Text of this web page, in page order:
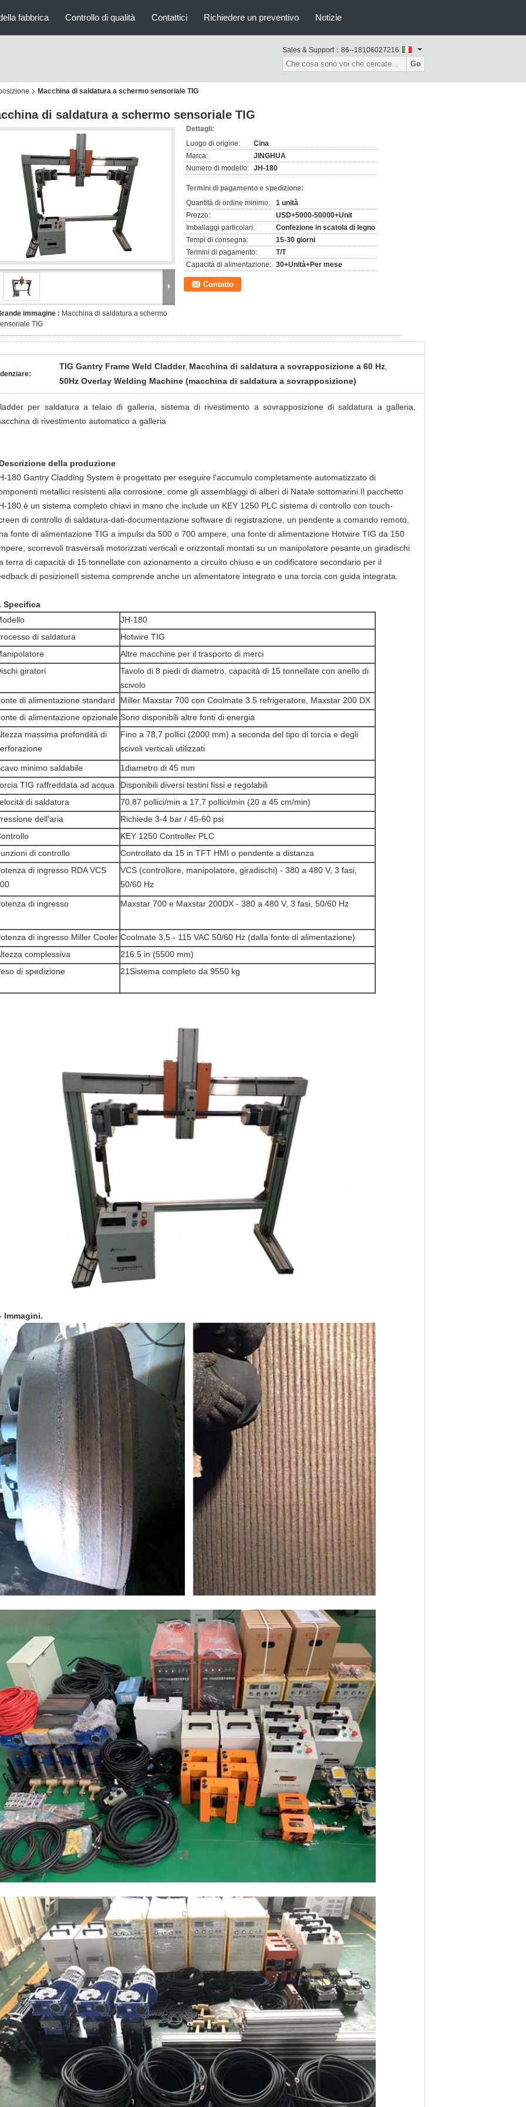
fabbrica Controllo di qualità Contattici Richiedere un preventivo Notizie
Sales & Support： 86--18106027216
Go
Macchina di saldatura a schermo sensoriale TIG
di saldatura a schermo sensoriale TIG
immagine : Macchina di saldatura a schermo
TIG
Dettagli:
Luogo di origine:
Cina
Marca:
JINGHUA
Numero di modello: JH-180
Termini di pagamento e spedizione:
Quantità di ordine minimo:
1 unità
Prezzo:
USD+5000-50000+Unit
Imballaggi particolari:
Confezione in scatola di legno
Tempi di consegna:
15-30 giorni
Termini di pagamento:
T/T
Capacità di alimentazione: 30+Unità+Per mese
Contatto
TIG Gantry Frame Weld Cladder, Macchina di saldatura a sovrapposizione a 60 Hz,
50Hz Overlay Welding Machine (macchina di saldatura a sovrapposizione)
per saldatura a telaio di galleria, sistema di rivestimento a sovrapposizione di saldatura a galleria,
di rivestimento automatico a galleria
della produzione
180 Gantry Cladding System è progettato per eseguire l'accumulo completamente automatizzato di
metallici resistenti alla corrosione, come gli assemblaggi di alberi di Natale sottomarini.Il pacchetto
180 è un sistema completo chiavi in mano che include un KEY 1250 PLC sistema di controllo con touch-
di controllo di saldatura-dati-documentazione software di registrazione, un pendente a comando remoto,
fonte di alimentazione TIG a impulsi da 500 o 700 ampere, una fonte di alimentazione Hotwire TIG da 150
scorrevoli trasversali motorizzati verticali e orizzontali montati su un manipolatore pesante,un giradischi
terra di capacità di 15 tonnellate con azionamento a circuito chiuso e un codificatore secondario per il
di posizioneIl sistema comprende anche un alimentatore integrato e una torcia con guida integrata.
Specifica
JH-180
di saldatura
Hotwire TIG
Altre macchine per il trasporto di merci
giratori
Tavolo di 8 piedi di diametro, capacità di 15 tonnellate con anello di
scivolo
di alimentazione standard
Miller Maxstar 700 con Coolmate 3.5 refrigeratore, Maxstar 200 DX
di alimentazione opzionale Sono disponibili altre fonti di energia
massima profondità di
Fino a 78,7 pollici (2000 mm) a seconda del tipo di torcia e degli
scivoli verticali utilizzati
minimo saldabile
1diametro di 45 mm
TIG raffreddata ad acqua
Disponibili diversi testini fissi e regolabili
di saldatura
70,87 pollici/min a 17,7 pollici/min (20 a 45 cm/min)
dell'aria
Richiede 3-4 bar / 45-60 psi
KEY 1250 Controller PLC
di controllo
Controllato da 15 in TFT HMI o pendente a distanza
di ingresso RDA VCS
VCS (controllore, manipolatore, giradischi) - 380 a 480 V, 3 fasi,
50/60 Hz
di ingresso Maxstar 700 e Maxstar 200DX - 380 a 480 V, 3 fasi, 50/60 Hz
di ingresso Miller Cooler Coolmate 3,5 - 115 VAC 50/60 Hz (dalla fonte di alimentazione)
complessiva
216.5 in (5500 mm)
di spedizione
21Sistema completo da 9550 kg
Immagini.